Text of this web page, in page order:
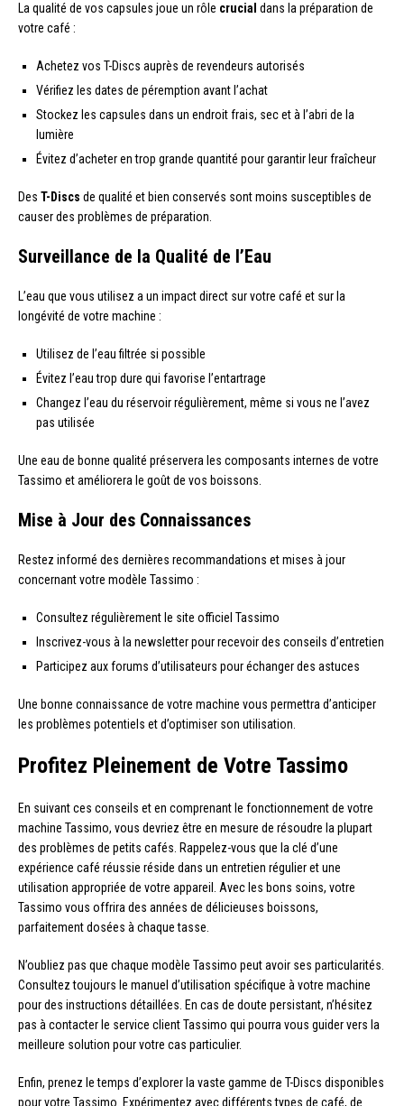
La qualité de vos capsules joue un rôle crucial dans la préparation de
votre café :
Achetez vos T-Discs auprès de revendeurs autorisés
Vérifiez les dates de péremption avant l’achat
Stockez les capsules dans un endroit frais, sec et à l’abri de la
lumière
Évitez d’acheter en trop grande quantité pour garantir leur fraîcheur
Des T-Discs de qualité et bien conservés sont moins susceptibles de
causer des problèmes de préparation.
Surveillance de la Qualité de l’Eau
L’eau que vous utilisez a un impact direct sur votre café et sur la
longévité de votre machine :
Utilisez de l’eau filtrée si possible
Évitez l’eau trop dure qui favorise l’entartrage
Changez l’eau du réservoir régulièrement, même si vous ne l’avez
pas utilisée
Une eau de bonne qualité préservera les composants internes de votre
Tassimo et améliorera le goût de vos boissons.
Mise à Jour des Connaissances
Restez informé des dernières recommandations et mises à jour
concernant votre modèle Tassimo :
Consultez régulièrement le site officiel Tassimo
Inscrivez-vous à la newsletter pour recevoir des conseils d’entretien
Participez aux forums d’utilisateurs pour échanger des astuces
Une bonne connaissance de votre machine vous permettra d’anticiper
les problèmes potentiels et d’optimiser son utilisation.
Profitez Pleinement de Votre Tassimo
En suivant ces conseils et en comprenant le fonctionnement de votre
machine Tassimo, vous devriez être en mesure de résoudre la plupart
des problèmes de petits cafés. Rappelez-vous que la clé d’une
expérience café réussie réside dans un entretien régulier et une
utilisation appropriée de votre appareil. Avec les bons soins, votre
Tassimo vous offrira des années de délicieuses boissons,
parfaitement dosées à chaque tasse.
N’oubliez pas que chaque modèle Tassimo peut avoir ses particularités.
Consultez toujours le manuel d’utilisation spécifique à votre machine
pour des instructions détaillées. En cas de doute persistant, n’hésitez
pas à contacter le service client Tassimo qui pourra vous guider vers la
meilleure solution pour votre cas particulier.
Enfin, prenez le temps d’explorer la vaste gamme de T-Discs disponibles
pour votre Tassimo. Expérimentez avec différents types de café, de